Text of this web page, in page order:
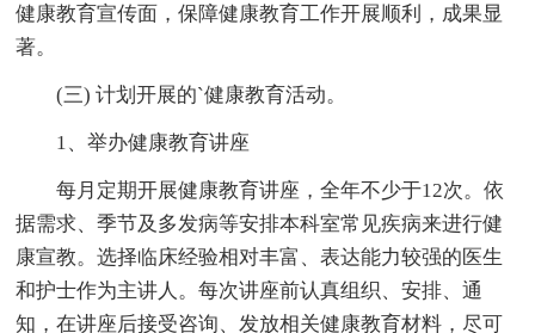
健康教育宣传面，保障健康教育工作开展顺利，成果显
著。
(三) 计划开展的`健康教育活动。
1、举办健康教育讲座
每月定期开展健康教育讲座，全年不少于12次。依
据需求、季节及多发病等安排本科室常见疾病来进行健
康宣教。选择临床经验相对丰富、表达能力较强的医生
和护士作为主讲人。每次讲座前认真组织、安排、通
知，在讲座后接受咨询、发放相关健康教育材料，尽可